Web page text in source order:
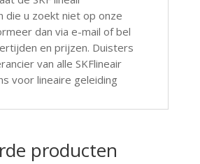
die u zoekt niet op onze
dan via e-mail of bel
en prijzen. Duisters
van alle SKFlineair
voor lineaire geleiding
producten